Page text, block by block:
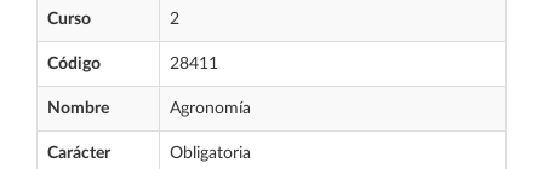
Curso 2
Código 28411
Nombre Agronomía
Carácter Obligatoria